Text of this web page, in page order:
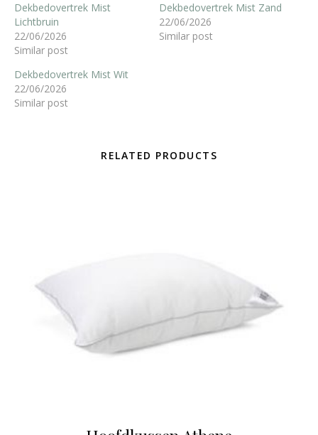
Dekbedovertrek Mist
Lichtbruin
22/06/2026
Similar post
Dekbedovertrek Mist Zand
22/06/2026
Similar post
Dekbedovertrek Mist Wit
22/06/2026
Similar post
RELATED PRODUCTS